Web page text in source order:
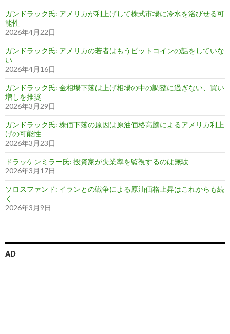
ガンドラック氏: アメリカが利上げして株式市場に冷水を浴びせる可
能性
2026年4月22日
ガンドラック氏: アメリカの若者はもうビットコインの話をしていな
い
2026年4月16日
ガンドラック氏: 金相場下落は上げ相場の中の調整に過ぎない、買い
増しを推奨
2026年3月29日
ガンドラック氏: 株価下落の原因は原油価格高騰によるアメリカ利上
げの可能性
2026年3月23日
ドラッケンミラー氏: 投資家が失業率を監視するのは無駄
2026年3月17日
ソロスファンド: イランとの戦争による原油価格上昇はこれからも続
く
2026年3月9日
AD